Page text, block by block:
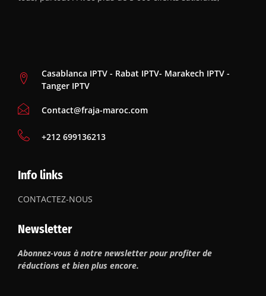
Casablanca IPTV - Rabat IPTV- Marakech IPTV -
Tanger IPTV
Contact@fraja-maroc.com
‪+212 699136213
Info links
CONTACTEZ-NOUS
Newsletter
Abonnez-vous à notre newsletter pour profiter de
réductions et bien plus encore.